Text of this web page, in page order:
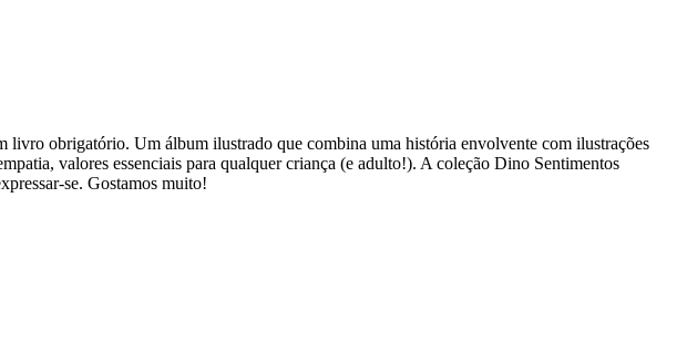
livro obrigatório. Um álbum ilustrado que combina uma história envolvente com ilustrações
valores essenciais para qualquer criança (e adulto!). A coleção Dino Sentimentos
se. Gostamos muito!